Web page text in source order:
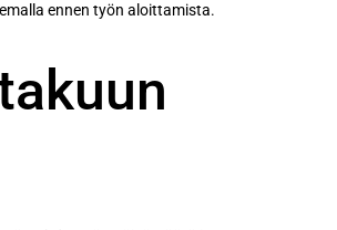
ennen työn aloittamista.